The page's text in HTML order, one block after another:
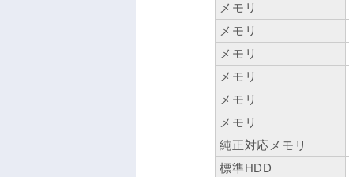
メモリ
メモリ
メモリ
メモリ
メモリ
メモリ
純正対応メモリ
標準HDD